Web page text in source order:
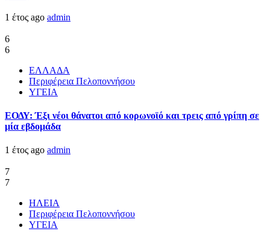
1 έτος ago admin
6
6
ΕΛΛΑΔΑ
Περιφέρεια Πελοποννήσου
ΥΓΕΙΑ
ΕΟΔΥ: Έξι νέοι θάνατοι από κορωνοϊό και τρεις από γρίπη σε
μία εβδομάδα
1 έτος ago admin
7
7
ΗΛΕΙΑ
Περιφέρεια Πελοποννήσου
ΥΓΕΙΑ